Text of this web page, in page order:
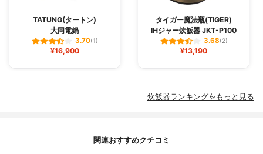
TATUNG(タートン)
大同電鍋
3.70(1)
¥16,900
タイガー魔法瓶(TIGER)
IHジャー炊飯器 JKT-P100
3.68(2)
¥13,190
炊飯器ランキングをもっと見る
関連おすすめクチコミ